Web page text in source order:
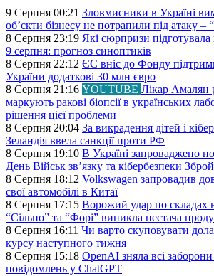
9 Серпня 00:21 Зловмисники в Україні
об’єкти бізнесу не потрапили під атаку –
8 Серпня 23:19 Які сюрпризи
9 серпня: прогноз синоптиків
8 Серпня 22:12 ЄС вніс до Фонду
України додаткові 30 млн євро
8 Серпня 21:16 YOUTUBE Лікар Амалян
маркують ракові біопсії в українських
рішення цієї проблеми
8 Серпня 20:04 За викрадення дітей і
Зеландія ввела санкції проти РФ
8 Серпня 19:10 В Україні запроваджено
День Військ звʼязку та кібербезпеки
8 Серпня 18:12 Volkswagen запровадив
свої автомобілі в Китаї
8 Серпня 17:15 Ворожий удар по складах
“Сільпо” та “Форі” виникла нестача
8 Серпня 16:11 Чи варто скуповувати
курсу наступного тижня
8 Серпня 15:18 OpenAI зняла всі заборони
повідомлень у ChatGPT